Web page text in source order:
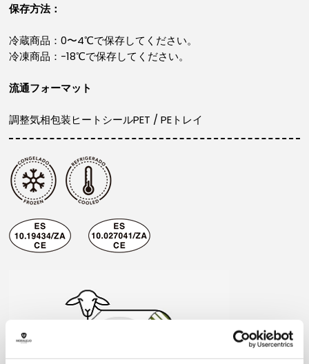
保存方法：
冷蔵商品：0〜4℃で保存してください。
冷凍商品：-18℃で保存してください。
流通フォーマット
調整気相包装ヒートシールPET / PEトレイ